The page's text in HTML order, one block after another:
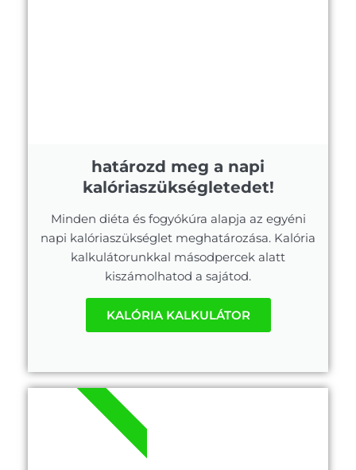
határozd meg a napi
kalóriaszükségletedet!
Minden diéta és fogyókúra alapja az egyéni
napi kalóriaszükséglet meghatározása. Kalória
kalkulátorunkkal másodpercek alatt
kiszámolhatod a sajátod.
KALÓRIA KALKULÁTOR
.PDF